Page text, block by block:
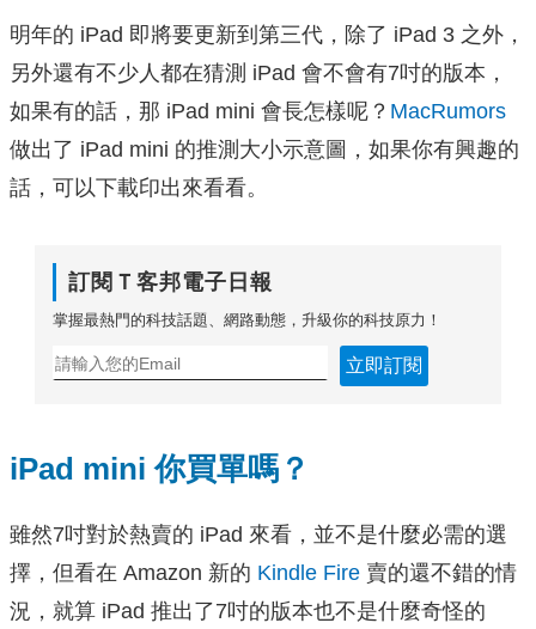
明年的 iPad 即將要更新到第三代，除了 iPad 3 之外，
另外還有不少人都在猜測 iPad 會不會有7吋的版本，
如果有的話，那 iPad mini 會長怎樣呢？ MacRumors
做出了 iPad mini 的推測大小示意圖，如果你有興趣的
話，可以下載印出來看看。
訂閱Ｔ客邦電子日報
掌握最熱門的科技話題、網路動態，升級你的科技原力！
立即訂閱
iPad mini 你買單嗎？
雖然7吋對於熱賣的 iPad 來看，並不是什麼必需的選
擇，但看在 Amazon 新的 Kindle Fire 賣的還不錯的情
況，就算 iPad 推出了7吋的版本也不是什麼奇怪的